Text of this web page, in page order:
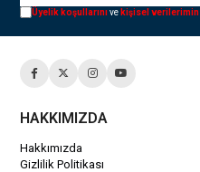
Üyelik koşullarınıve kişisel verilerimin
HAKKIMIZDA
Hakkımızda
Gizlilik Politikası